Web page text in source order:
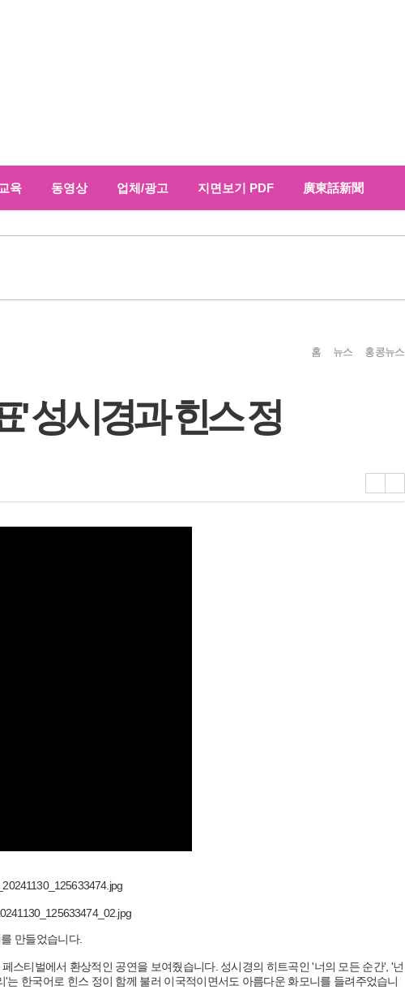
교육 동영상 업체/광고 지면보기 PDF 廣東話新聞
홈 뉴스 홍콩뉴스
' 성시경과 힌스 정
만들었습니다.
스티벌에서 환상적인 공연을 보여줬습니다. 성시경의 히트곡인 '너의 모든 순간', '넌
한국어로 힌스 정이 함께 불러 이국적이면서도 아름다운 화모니를 들려주었습니